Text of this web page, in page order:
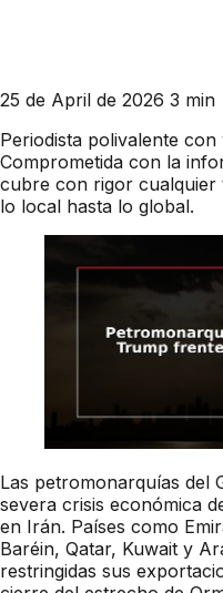
25 de April de 2026 3 min
Periodista polivalente
Comprometida con la
cubre con rigor cualquier
lo local hasta lo global.
Las petromonarquías del
severa crisis económica
en Irán. Países como
Baréin, Qatar, Kuwait y
restringidas sus